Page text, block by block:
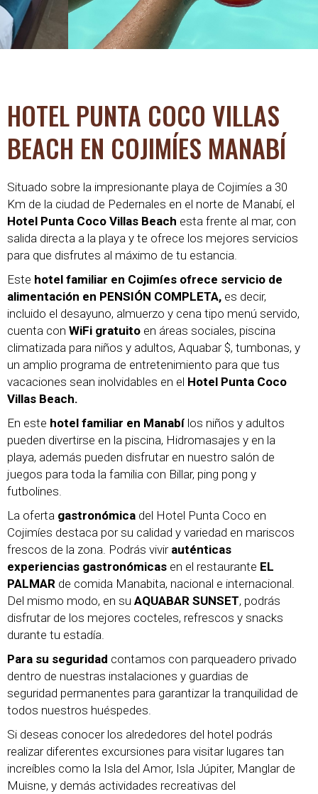
HOTEL PUNTA COCO VILLAS
BEACH EN COJIMÍES MANABÍ
Situado sobre la impresionante playa de Cojimíes a 30
Km de la ciudad de Pedernales en el norte de Manabí, el
Hotel Punta Coco Villas Beach esta frente al mar, con
salida directa a la playa y te ofrece los mejores servicios
para que disfrutes al máximo de tu estancia.
Este hotel familiar en Cojimíes ofrece servicio de
alimentación en PENSIÓN COMPLETA, es decir,
incluido el desayuno, almuerzo y cena tipo menú servido,
cuenta con WiFi gratuito en áreas sociales, piscina
climatizada para niños y adultos, Aquabar $, tumbonas, y
un amplio programa de entretenimiento para que tus
vacaciones sean inolvidables en el Hotel Punta Coco
Villas Beach.
En este hotel familiar en Manabí los niños y adultos
pueden divertirse en la piscina, Hidromasajes y en la
playa, además pueden disfrutar en nuestro salón de
juegos para toda la familia con Billar, ping pong y
futbolines.
La oferta gastronómica del Hotel Punta Coco en
Cojimíes destaca por su calidad y variedad en mariscos
frescos de la zona. Podrás vivir auténticas
experiencias gastronómicas en el restaurante EL
PALMAR de comida Manabita, nacional e internacional.
Del mismo modo, en su AQUABAR SUNSET, podrás
disfrutar de los mejores cocteles, refrescos y snacks
durante tu estadía.
Para su seguridad contamos con parqueadero privado
dentro de nuestras instalaciones y guardias de
seguridad permanentes para garantizar la tranquilidad de
todos nuestros huéspedes.
Si deseas conocer los alrededores del hotel podrás
realizar diferentes excursiones para visitar lugares tan
increíbles como la Isla del Amor, Isla Júpiter, Manglar de
Muisne, y demás actividades recreativas del